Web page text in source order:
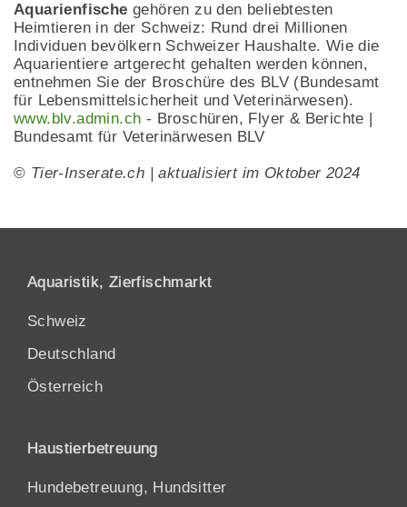
Aquarienfische gehören zu den beliebtesten
Heimtieren in der Schweiz: Rund drei Millionen
Individuen bevölkern Schweizer Haushalte. Wie die
Aquarientiere artgerecht gehalten werden können,
entnehmen Sie der Broschüre des BLV (Bundesamt
für Lebensmittelsicherheit und Veterinärwesen).
www.blv.admin.ch - Broschüren, Flyer & Berichte |
Bundesamt für Veterinärwesen BLV
© Tier-Inserate.ch | aktualisiert im Oktober 2024
Aquaristik, Zierfischmarkt
Schweiz
Deutschland
Österreich
Haustierbetreuung
Hundebetreuung, Hundsitter